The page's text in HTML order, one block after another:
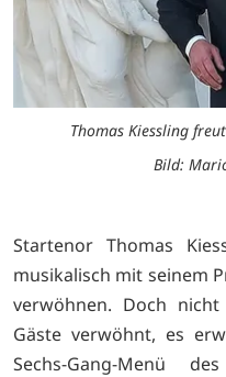
Thomas Kiessling
Bild:
Startenor Thomas
musikalisch mit seinem
verwöhnen. Doch
Gäste verwöhnt, es
Sechs-Gang-Menü